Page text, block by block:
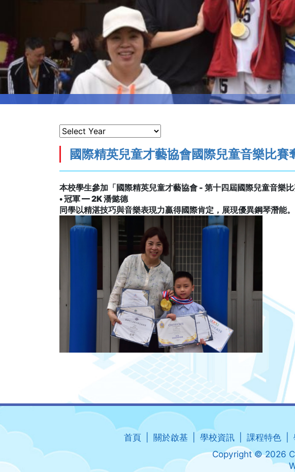
國際精英兒童才藝協會國際兒童音樂比
本校學生參加「國際精英兒童才藝協會 - 第十四屆國際兒童音樂
•冠軍— 2K潘懿德
同學以精湛技巧與音樂表現力贏得國際肯定，展現優異鋼琴潛能。
首頁 關於啟基 學校資訊 課程特色
Copyright © 2026